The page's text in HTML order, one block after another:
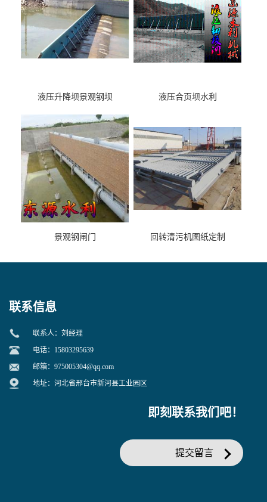
液压升降坝景观钢坝 液压合页坝水利
景观钢闸门 回转清污机图纸定制
联系信息
联系人：刘经理
电话：15803295639
邮箱： 975005304@qq.com
地址：河北省邢台市新河县工业园区
即刻联系我们吧！
提交留言